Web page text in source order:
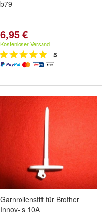
b79
6,95 €
Kostenloser Versand
5
Garnrollenstift für Brother
Innov-Is 10A